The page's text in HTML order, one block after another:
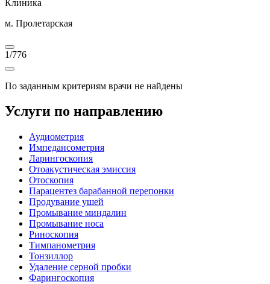
Клиника
м. Пролетарская
1/776
По заданным критериям врачи не найдены
Услуги по направлению
Аудиометрия
Импедансометрия
Ларингоскопия
Отоакустическая эмиссия
Отоскопия
Парацентез барабанной перепонки
Продувание ушей
Промывание миндалин
Промывание носа
Риноскопия
Тимпанометрия
Тонзиллор
Удаление серной пробки
Фарингоскопия